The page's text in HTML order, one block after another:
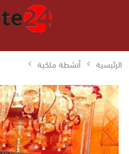
الرئيسية أنشطة ملكية